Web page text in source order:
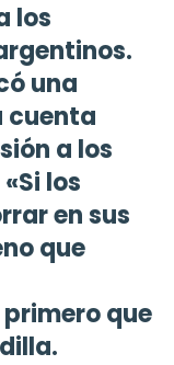
los
una
cuenta
a los
los
en sus
que
que